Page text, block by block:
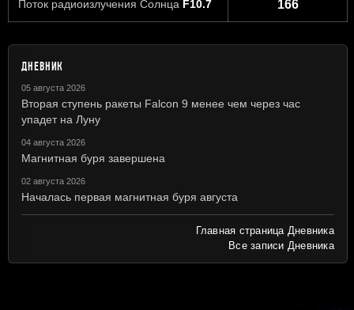
Поток радиоизлучения Солнца F10.7 166
ДНЕВНИК
05 августа 2026
Вторая ступень ракеты Falcon 9 менее чем через час
упадет на Луну
04 августа 2026
Магнитная буря завершена
02 августа 2026
Началась первая магнитная буря августа
Главная страница Дневника
Все записи Дневника